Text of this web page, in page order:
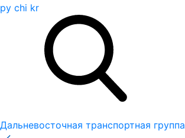
ру chi kr
Дальневосточная транспортная группа